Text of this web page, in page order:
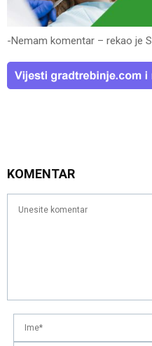
-Nemam komentar – rekao je
KOMENTAR